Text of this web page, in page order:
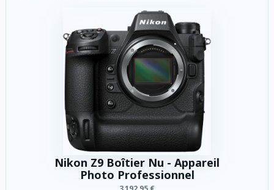
Nikon Z9 Boîtier Nu - Appareil
Photo Professionnel